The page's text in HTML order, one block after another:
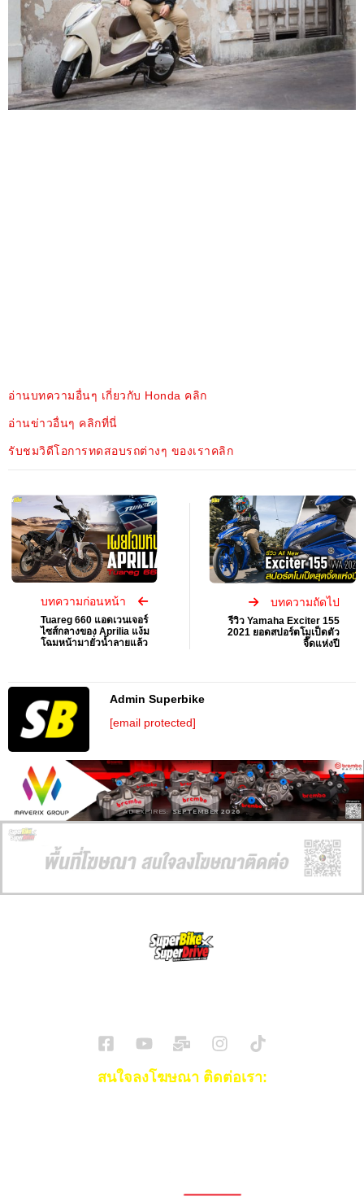
อ่านบทความอื่นๆ เกี่ยวกับ Honda คลิก
อ่านข่าวอื่นๆ คลิกที่นี่
รับชมวิดีโอการทดสอบรถต่างๆ ของเราคลิก
บทความก่อนหน้า
Tuareg 660 แอดเวนเจอร์
ไซส์กลางของ Aprilia แง้ม
โฉมหน้ามายั่วน้ำลายแล้ว
บทความถัดไป
รีวิว Yamaha Exciter 155
2021 ยอดสปอร์ตโมเป็ดตัว
จี๊ดแห่งปี
Admin Superbike
[email protected]
AD EXPIRES: SEPTEMBER 2026
สนใจลงโฆษณา ติดต่อเรา: